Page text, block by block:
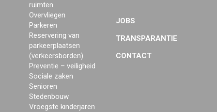
ruimten
Overvliegen
Parkeren
Reservering van
parkeerplaatsen
(verkeersborden)
Preventie – veiligheid
Sociale zaken
Senioren
Stedenbouw
Vroegste kinderjaren
JOBS
TRANSPARANTIE
CONTACT